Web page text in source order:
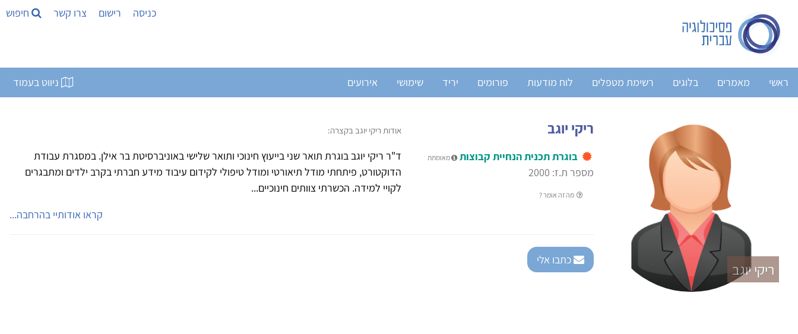
כניסה רישום צרו קשר חיפוש
ראשי מאמרים בלוגים רשימת מטפלים לוח מודעות פורומים יריד שימושי אירועים ניווט בעמוד
ריקי יוגב
ריקי יוגב
בוגרת תכנית הנחיית קבוצות מאומתת
מספר ת.ז: 2000
מה זה אומר ?
אודות ריקי יוגב בקצרה:
ד"ר ריקי יוגב בוגרת תואר שני בייעוץ חינוכי ותואר שלישי באוניברסיטת בר אילן. במסגרת עבודת
הדוקטורט, פיתחתי מודל תיאורטי ומודל טיפולי לקידום עיבוד מידע חברתי בקרב ילדים ומתבגרים
לקויי למידה. הכשרתי צוותים חינוכיים...
קראו אודותיי בהרחבה...
כתבו אלי